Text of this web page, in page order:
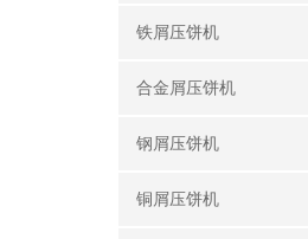
铁屑压饼机
合金屑压饼机
钢屑压饼机
铜屑压饼机